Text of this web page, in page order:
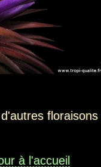
floraisons
à l'accueil